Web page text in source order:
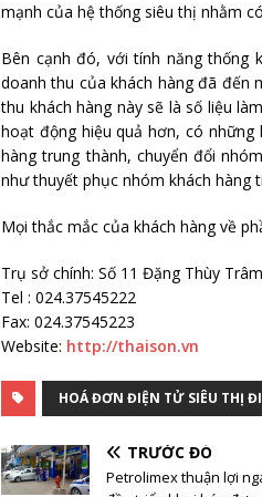
mạnh của hệ thống siêu thị nhằm
Bên cạnh đó, với tính năng thống
doanh thu của khách hàng đã đến
thu khách hàng này sẽ là số liệu
hoạt động hiệu quả hơn, có những
hàng trung thành, chuyển đổi
như thuyết phục nhóm khách hàng
Mọi thắc mắc của khách hàng về
Trụ sở chính: Số 11 Đặng Thùy
Tel : 024.37545222
Fax: 024.37545223
Website: http://thaison.vn
HOÁ ĐƠN ĐIỆN TỬ SIÊU THỊ
TRƯỚC ĐÓ
Petrolimex thuận lợi